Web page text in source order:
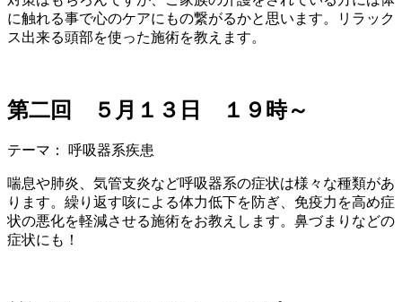
に触れる事で心のケアにもの繋がるかと思います。リラ ック
ス出来る頭部を使った施術を教えます。
第二回 ５月１３日 １９時～
テーマ： 呼吸器系疾患
喘息や肺炎、気管支炎など呼吸器系の症状は様々な種類があ
ります。繰り返す咳による体力低下を防ぎ、免疫力を高め症
状の悪化を軽減させる施術をお教えします。鼻づま りなどの
症状にも！